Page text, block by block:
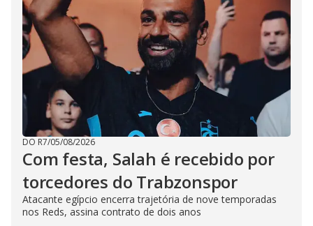
DO R7/05/08/2026
Com festa, Salah é recebido por
torcedores do Trabzonspor
Atacante egípcio encerra trajetória de nove temporadas
nos Reds, assina contrato de dois anos